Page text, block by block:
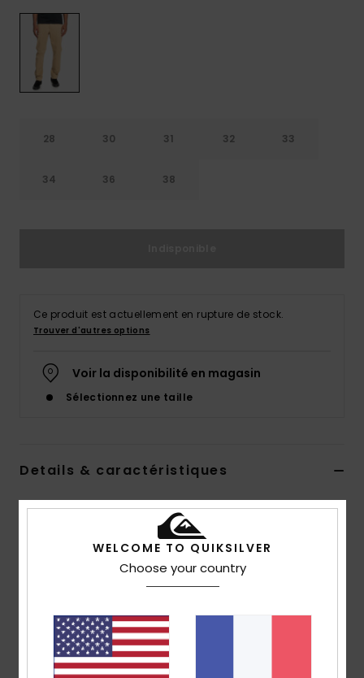
Consulter
28 30 31 32 33
34 36 38
Ce produit est actuellement en rupture de stock.
Trouver d'autres options
Voir la disponibilité en magasin
Sélectionnez une taille
Details & caractéristiques
Pantalon straight Marron Homme
Code couleur
Caractéristiques
Construction verticale stretch
Toucher cachemire
Coupe :coupe straight facile à porter, regular au
WELCOME TO QUIKSILVER
Choose your country